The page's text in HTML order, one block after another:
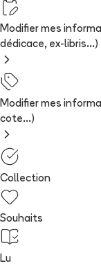
Modifier mes
dédicace, ex-libris...)
Modifier mes
cote...)
Collection
Souhaits
Lu